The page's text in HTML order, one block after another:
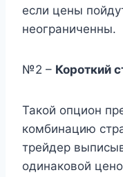
если цены
неограниченны.
№2 – Короткий
Такой опцион
комбинацию
трейдер
одинаковой